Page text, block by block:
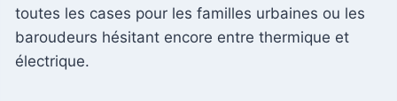
toutes les cases pour les familles urbaines ou les
baroudeurs hésitant encore entre thermique et
électrique.